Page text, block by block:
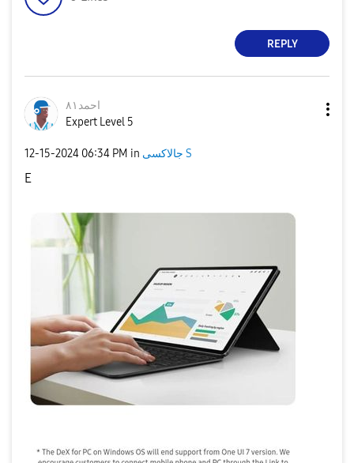
REPLY
احمد٨١
Expert Level 5
‎12-15-2024 06:34 PM in جالاكسى S
E